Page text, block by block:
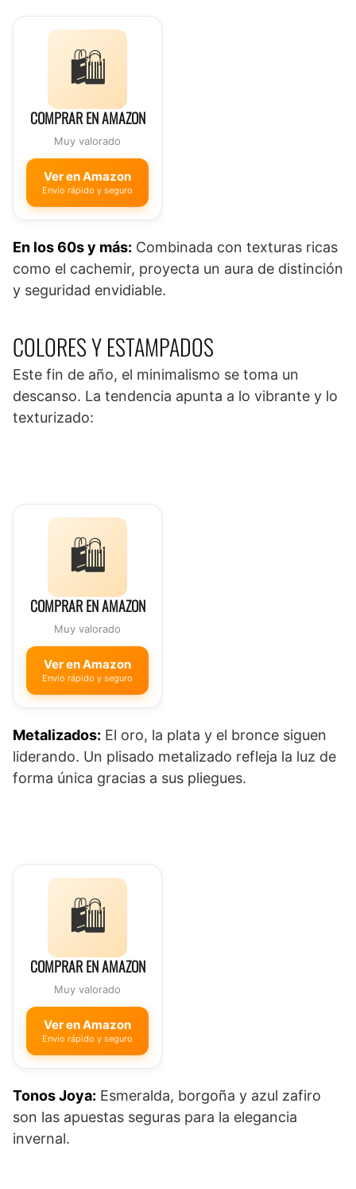
🛍️
COMPRAR EN AMAZON
Muy valorado
Ver en Amazon
Envío rápido y seguro
En los 60s y más: Combinada con texturas ricas
como el cachemir, proyecta un aura de distinción
y seguridad envidiable.
COLORES Y ESTAMPADOS
Este fin de año, el minimalismo se toma un
descanso. La tendencia apunta a lo vibrante y lo
texturizado:
🛍️
COMPRAR EN AMAZON
Muy valorado
Ver en Amazon
Envío rápido y seguro
Metalizados: El oro, la plata y el bronce siguen
liderando. Un plisado metalizado refleja la luz de
forma única gracias a sus pliegues.
🛍️
COMPRAR EN AMAZON
Muy valorado
Ver en Amazon
Envío rápido y seguro
Tonos Joya: Esmeralda, borgoña y azul zafiro
son las apuestas seguras para la elegancia
invernal.